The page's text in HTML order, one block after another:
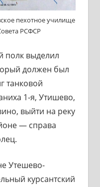
пехотное училище
РСФСР
полк выделил
должен был
танковой
1-я, Утишево,
выйти на реку
— справа
Утешево-
курсантский